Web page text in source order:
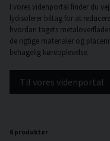
I vores videnportal finder du
lydisolerer biltag for at
hvordan tagets
de rigtige materialer og
behagelig køreoplevelse.
Til vores videnportal
6 produkter